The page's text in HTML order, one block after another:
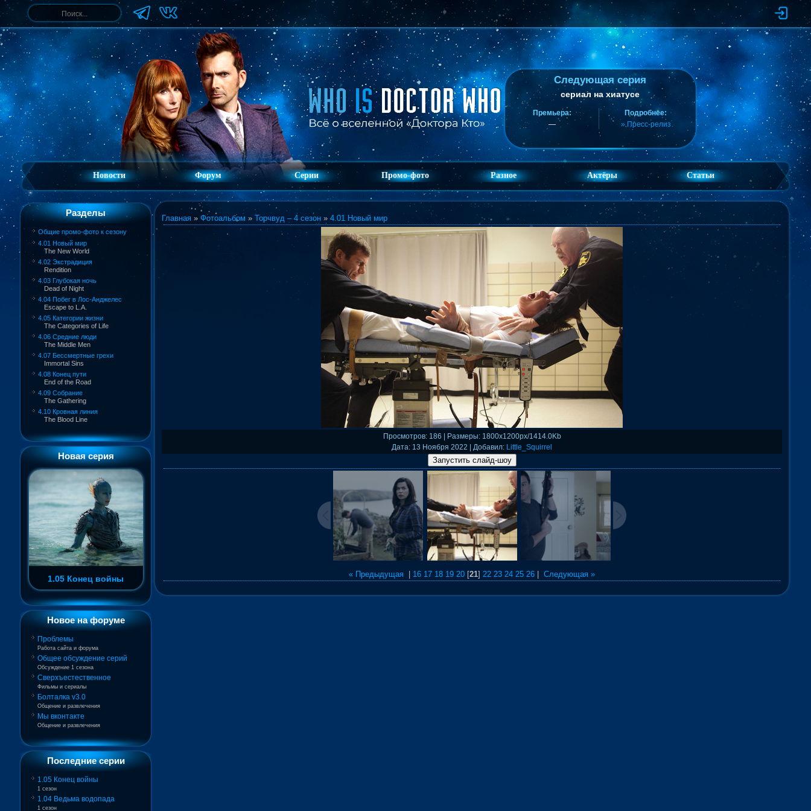
Следующая серия
сериал на хиатусе
Премьера:
—
Подробнее:
» Пресс-релиз
Новости Форум Серии Промо-фото Разное Актёры Статьи
Разделы
Общие промо-фото к сезону
4.01 Новый мир
The New World
4.02 Экстрадиция
Rendition
4.03 Глубокая ночь
Dead of Night
4.04 Побег в Лос-Анджелес
Escape to L.A.
4.05 Категории жизни
The Categories of Life
4.06 Средние люди
The Middle Men
4.07 Бессмертные грехи
Immortal Sins
4.08 Конец пути
End of the Road
4.09 Собрание
The Gathering
4.10 Кровная линия
The Blood Line
Новая серия
1.05 Конец войны
Новое на форуме
Проблемы
Работа сайта и форума
Общее обсуждение серий
Обсуждение 1 сезона
Сверхъестественное
Фильмы и сериалы
Болталка v3.0
Общение и развлечения
Мы вконтакте
Общение и развлечения
Последние серии
1.05 Конец войны
1 сезон
1.04 Ведьма водопада
1 сезон
Главная » Фотоальбом » Торчвуд – 4 сезон » 4.01 Новый мир
Просмотров: 186 | Размеры: 1800x1200px/1414.0Kb
Дата: 13 Ноября 2022 | Добавил: Little_Squirrel
« Предыдущая 16 17 18 19 20 [21] 22 23 24 25 26 Следующая »